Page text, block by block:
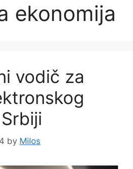
ekonomija
vodič za
by Milos